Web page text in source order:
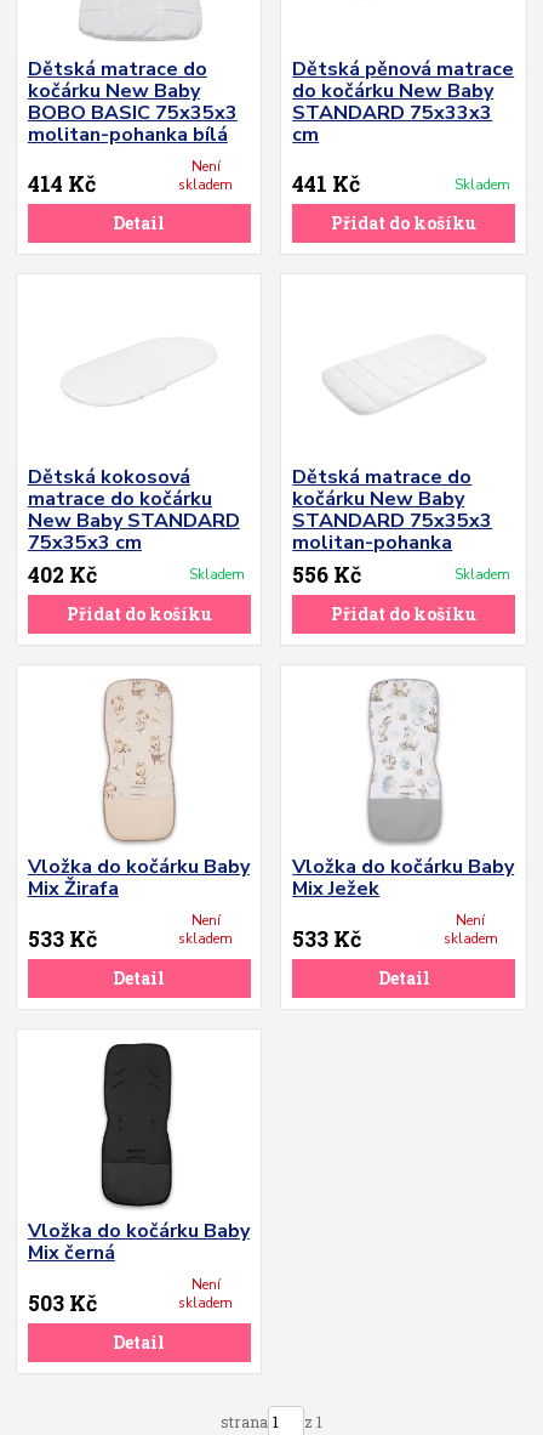
Dětská matrace do
kočárku New Baby
BOBO BASIC 75x35x3
molitan-pohanka bílá
414 Kč
Není
skladem
Detail
Dětská pěnová matrace
do kočárku New Baby
STANDARD 75x33x3
cm
441 Kč Skladem
Přidat do košíku
Dětská kokosová
matrace do kočárku
New Baby STANDARD
75x35x3 cm
402 Kč Skladem
Přidat do košíku
Dětská matrace do
kočárku New Baby
STANDARD 75x35x3
molitan-pohanka
556 Kč Skladem
Přidat do košíku
Vložka do kočárku Baby
Mix Žirafa
533 Kč
Není
skladem
Detail
Vložka do kočárku Baby
Mix Ježek
533 Kč
Není
skladem
Detail
Vložka do kočárku Baby
Mix černá
503 Kč
Není
skladem
Detail
strana z 1